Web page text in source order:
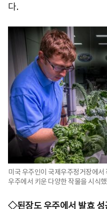
다.
미국 우주인이 국제우주정거장에
우주에서 키운 다양한 작물을 시식
◇된장도 우주에서 발효 성